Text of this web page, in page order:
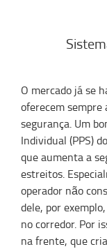
O mercado já se
oferecem sempre
segurança. Um
Individual (PPS)
que aumenta a
estreitos.
operador não
dele, por
no corredor. Por
na frente, que